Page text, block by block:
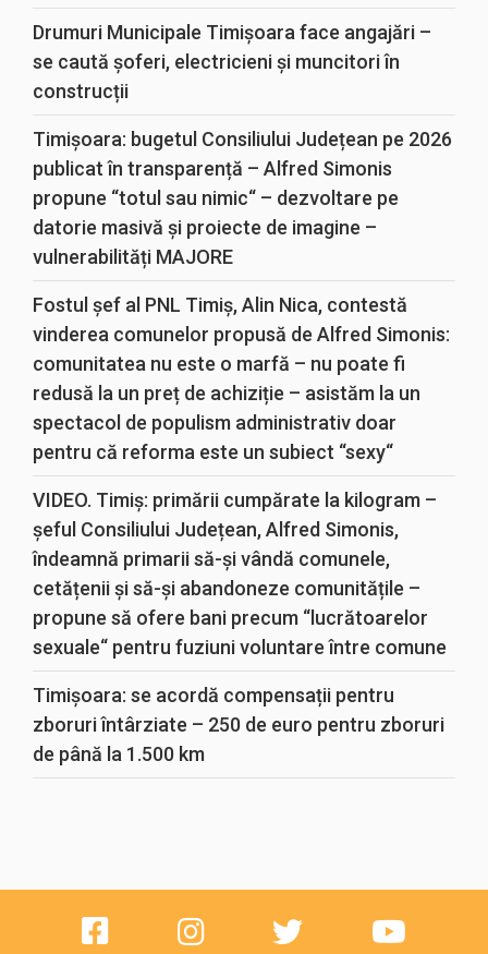
Drumuri Municipale Timișoara face angajări –
se caută șoferi, electricieni și muncitori în
construcții
Timișoara: bugetul Consiliului Județean pe 2026
publicat în transparență – Alfred Simonis
propune “totul sau nimic“ – dezvoltare pe
datorie masivă și proiecte de imagine –
vulnerabilități MAJORE
Fostul șef al PNL Timiș, Alin Nica, contestă
vinderea comunelor propusă de Alfred Simonis:
comunitatea nu este o marfă – nu poate fi
redusă la un preț de achiziție – asistăm la un
spectacol de populism administrativ doar
pentru că reforma este un subiect “sexy“
VIDEO. Timiș: primării cumpărate la kilogram –
șeful Consiliului Județean, Alfred Simonis,
îndeamnă primarii să-și vândă comunele,
cetățenii și să-și abandoneze comunitățile –
propune să ofere bani precum “lucrătoarelor
sexuale“ pentru fuziuni voluntare între comune
Timișoara: se acordă compensații pentru
zboruri întârziate – 250 de euro pentru zboruri
de până la 1.500 km